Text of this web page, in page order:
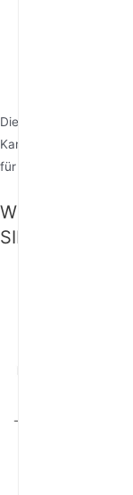
-abdeckung,
Diese Eigenschaften
Kartensteckplätzen zu
für moderne
Wie
SIM-